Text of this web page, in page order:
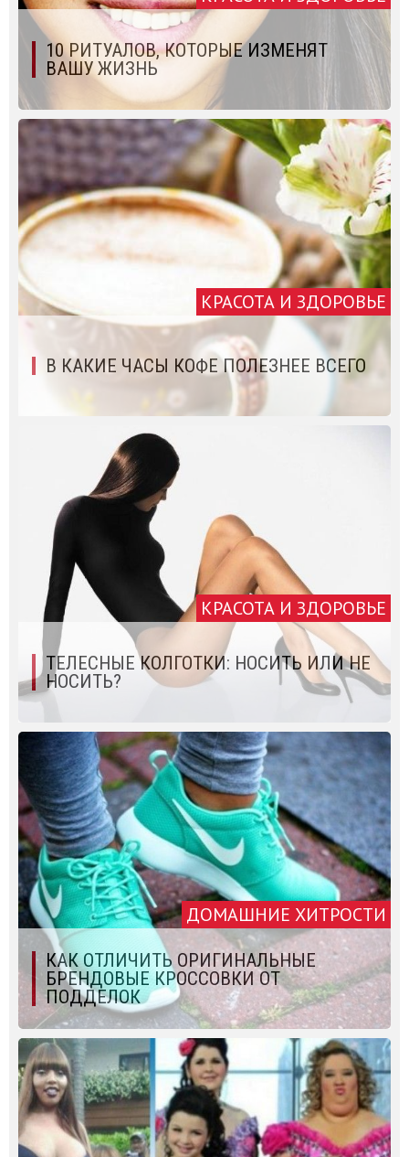
10 РИТУАЛОВ, КОТОРЫЕ ИЗМЕНЯТ
ВАШУ ЖИЗНЬ
КРАСОТА И ЗДОРОВЬЕ
В КАКИЕ ЧАСЫ КОФЕ ПОЛЕЗНЕЕ ВСЕГО
КРАСОТА И ЗДОРОВЬЕ
ТЕЛЕСНЫЕ КОЛГОТКИ: НОСИТЬ ИЛИ НЕ
НОСИТЬ?
ДОМАШНИЕ ХИТРОСТИ
КАК ОТЛИЧИТЬ ОРИГИНАЛЬНЫЕ
БРЕНДОВЫЕ КРОССОВКИ ОТ
ПОДДЕЛОК